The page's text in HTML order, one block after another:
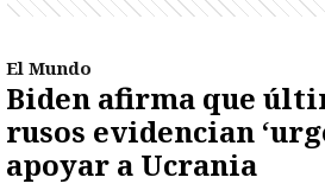
El Mundo
Biden afirma que
rusos evidencian
apoyar a Ucrania